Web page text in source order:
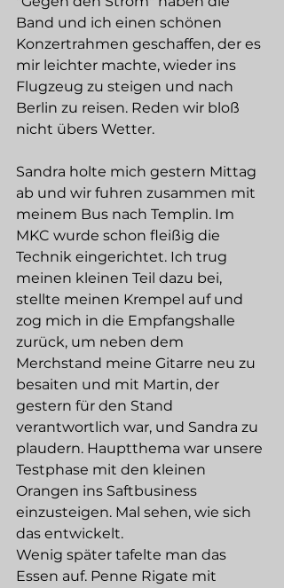
Band und ich einen schönen
Konzertrahmen geschaffen, der es
mir leichter machte, wieder ins
Flugzeug zu steigen und nach
Berlin zu reisen. Reden wir bloß
nicht übers Wetter.
Sandra holte mich gestern Mittag
ab und wir fuhren zusammen mit
meinem Bus nach Templin. Im
MKC wurde schon fleißig die
Technik eingerichtet. Ich trug
meinen kleinen Teil dazu bei,
stellte meinen Krempel auf und
zog mich in die Empfangshalle
zurück, um neben dem
Merchstand meine Gitarre neu zu
besaiten und mit Martin, der
gestern für den Stand
verantwortlich war, und Sandra zu
plaudern. Hauptthema war unsere
Testphase mit den kleinen
Orangen ins Saftbusiness
einzusteigen. Mal sehen, wie sich
das entwickelt.
Wenig später tafelte man das
Essen auf. Penne Rigate mit